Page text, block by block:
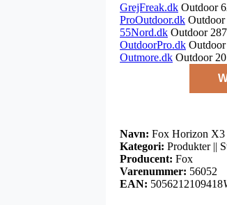
GrejFreak.dk Outdoor
ProOutdoor.dk
55Nord.dk Outdoor
OutdoorPro.dk
Outmore.dk Outdoor
Navn: Fox Horizon X3
Kategori: Produkter ||
Producent: Fox
Varenummer: 56052
EAN: 5056212109418